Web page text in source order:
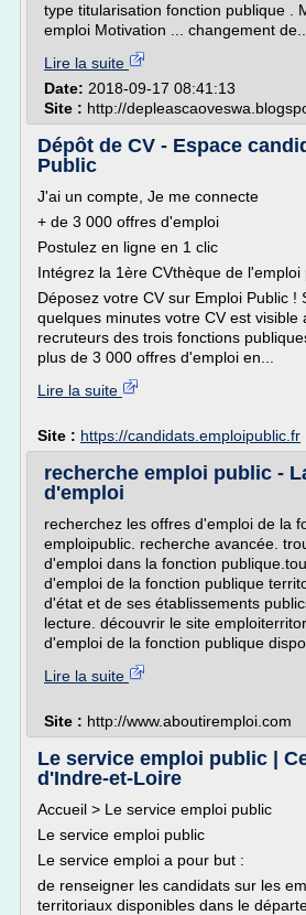
type titularisation fonction publique .
emploi Motivation ... changement de...
Lire la suite
Date: 2018-09-17 08:41:13
Site : http://
Dépôt de CV - Espace
Public
J'ai un compte, Je me connecte
+ de 3 000 offres d'emploi
Postulez en ligne en 1 clic
Intégrez la 1ère CVthèque de l'emploi
Déposez votre CV sur Emploi Public !
quelques minutes votre CV est visible
recruteurs des trois fonctions
plus de 3 000 offres d'emploi en...
Lire la suite
Site : https://candidats.emploipublic.fr
recherche emploi public -
d'emploi
recherchez les offres d'emploi de la
emploipublic. recherche avancée.
d'emploi dans la fonction
d'emploi de la fonction publique
d'état et de ses établissements
lecture. découvrir le site
d'emploi de la fonction publique
Lire la suite
Site : http://www.aboutiremploi.com
Le service emploi public |
d'Indre-et-Loire
Accueil > Le service emploi public
Le service emploi public
Le service emploi a pour but :
de renseigner les candidats sur les
territoriaux disponibles dans le